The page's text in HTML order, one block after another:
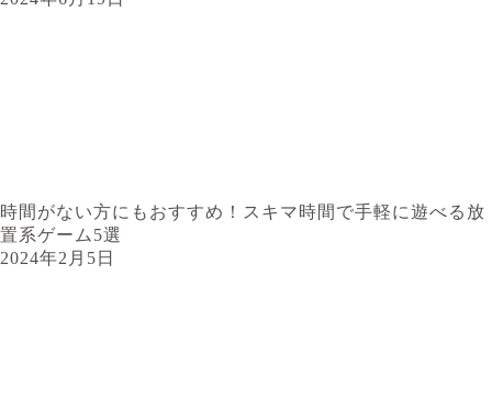
時間がない方にもおすすめ！スキマ時間で手軽に遊べる放
置系ゲーム5選
2024年2月5日